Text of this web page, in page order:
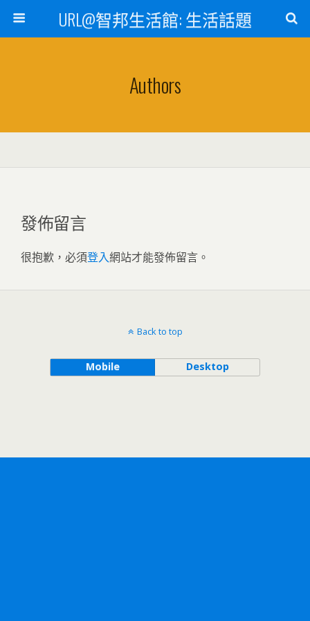
URL@智邦生活館: 生活話題
Authors
發佈留言
很抱歉，必須登入網站才能發佈留言。
Back to top
Mobile Desktop